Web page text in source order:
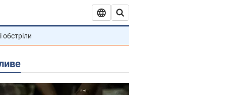
обстріли